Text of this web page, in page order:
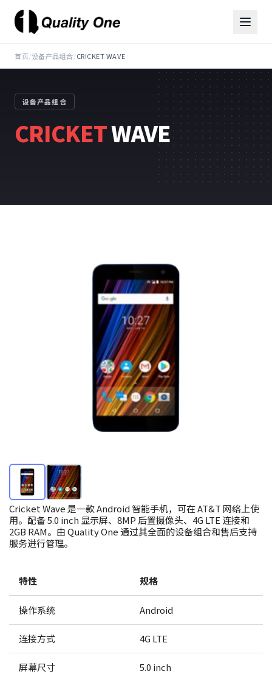
首页/设备产品组合/CRICKET WAVE
设备产品组合
CRICKETWAVE
Cricket Wave 是一款 Android 智能手机，可在 AT&T 网络上使
用。配备 5.0 inch 显示屏、8MP 后置摄像头、4G LTE 连接和
2GB RAM。由 Quality One 通过其全面的设备组合和售后支持
服务进行管理。
特性 规格
操作系统 Android
连接方式 4G LTE
屏幕尺寸 5.0 inch